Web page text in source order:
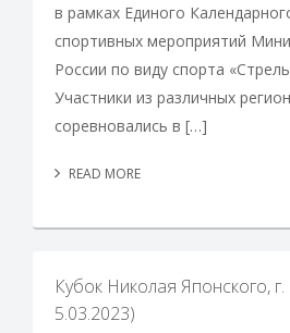
в рамках Единого
спортивных мероприятий
России по виду спорта
Участники из различных
соревновались в […]
READ MORE
Кубок Николая Японского,
5.03.2023)